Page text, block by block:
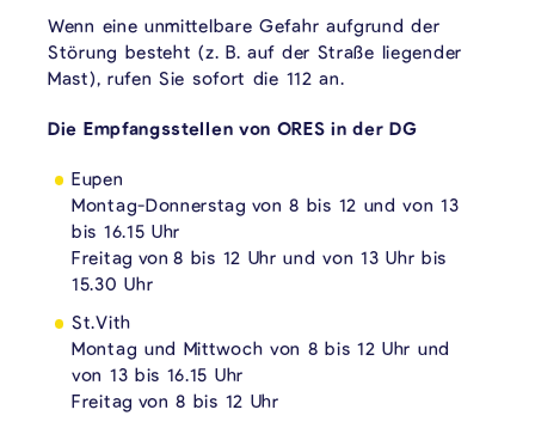
Wenn eine unmittelbare Gefahr aufgrund der
Störung besteht (z. B. auf der Straße liegender
Mast), rufen Sie sofort die 112 an.
Die Empfangsstellen von ORES in der DG
Eupen
Montag-Donnerstag von 8 bis 12 und von 13
bis 16.15 Uhr
Freitag von 8 bis 12 Uhr und von 13 Uhr bis
15.30 Uhr
St.Vith
Montag und Mittwoch von 8 bis 12 Uhr und
von 13 bis 16.15 Uhr
Freitag von 8 bis 12 Uhr